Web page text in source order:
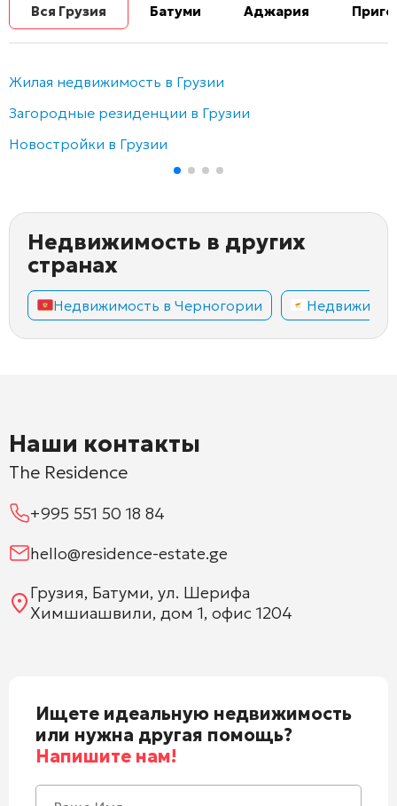
Вся Грузия Батуми Аджария
Жилая недвижимость в Грузии
Загородные резиденции в Грузии
Новостройки в Грузии
Недвижимость в других
странах
Недвижимость в Черногории
Наши контакты
The Residence
+995 551 50 18 84
hello@residence-estate.ge
Грузия, Батуми, ул. Шерифа
Химшиашвили, дом 1, офис 1204
Ищете идеальную недвижимость
или нужна другая помощь?
Напишите нам!